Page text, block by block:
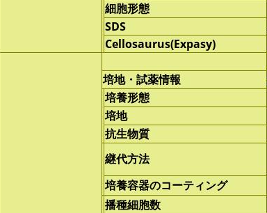
細胞形態
SDS
Cellosaurus(Expasy)
培地・試薬情報
培養形態
培地
抗生物質
継代方法
培養容器のコーティング
播種細胞数